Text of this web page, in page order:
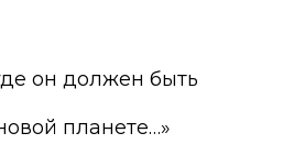
он должен быть
планете…»